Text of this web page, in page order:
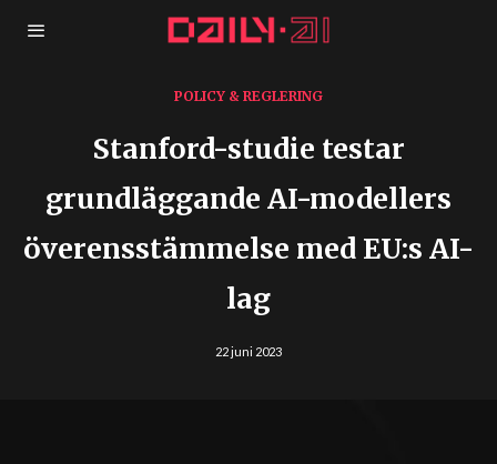
POLICY & REGLERING
Stanford-studie testar
grundläggande AI-modellers
överensstämmelse med EU:s AI-
lag
22 juni 2023